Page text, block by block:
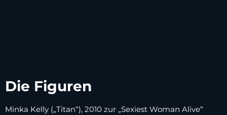
Die Figuren
Minka Kelly („Titan“), 2010 zur „Sexiest Woman Alive“